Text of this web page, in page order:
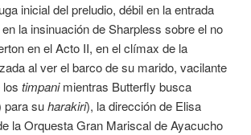
inicial del preludio, débil en la entrada
la insinuación de Sharpless sobre el no
en el Acto II, en el clímax de la
al ver el barco de su marido, vacilante
los timpanimientras Butterfly busca
para suharakiri), la dirección de Elisa
la Orquesta Gran Mariscal de Ayacucho